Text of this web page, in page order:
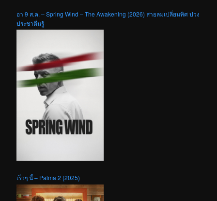
อา 9 ส.ค. – Spring Wind – The Awakening (2026) สายลมเปลี่ยนทิศ ปวง
ประชาตื่นรู้
เร็วๆ นี้ – Palma 2 (2025)